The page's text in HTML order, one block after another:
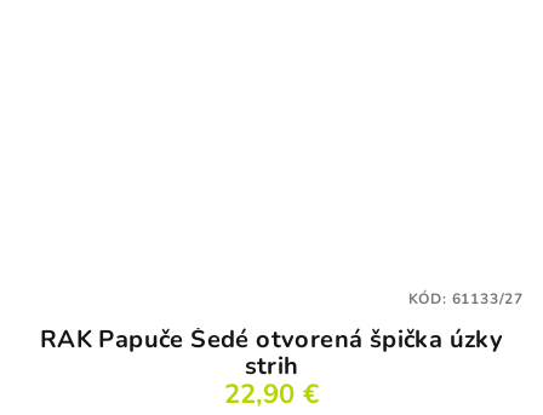
RAK Papuče Šedé otvorená špička úzky
strih
22,90 €
KÓD: 61133/27